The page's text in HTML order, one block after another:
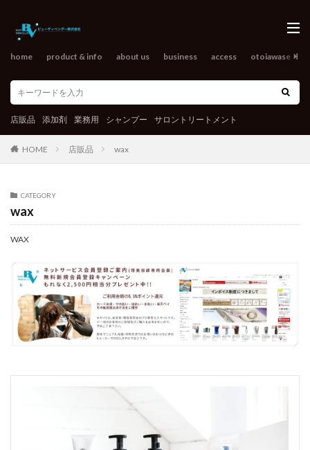
home product & info about us business access otoiawase
店販品 添加剤 業務用 シャンプー サロントリートメント
HOME 店販品 wax
CATEGORY
wax
WAX